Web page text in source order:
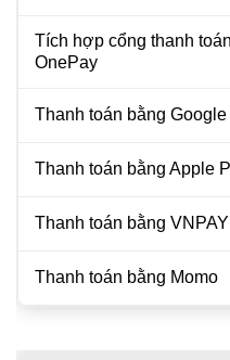
Tích hợp cổng thanh toán
OnePay
Thanh toán bằng
Thanh toán bằng Apple
Thanh toán bằng VNPAY
Thanh toán bằng Momo